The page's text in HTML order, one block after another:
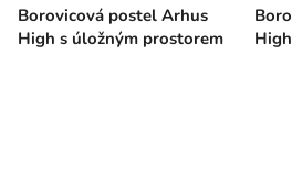
Borovicová postel Arhus
High s úložným prostorem